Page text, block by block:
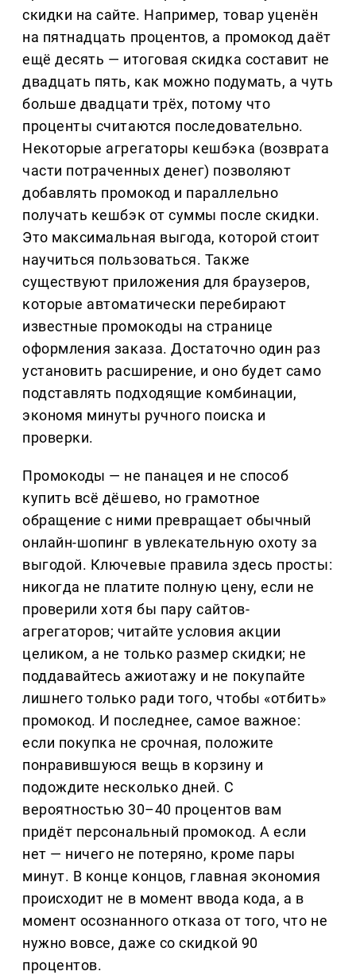
скидки на сайте. Например, товар уценён
на пятнадцать процентов, а промокод даёт
ещё десять — итоговая скидка составит не
двадцать пять, как можно подумать, а чуть
больше двадцати трёх, потому что
проценты считаются последовательно.
Некоторые агрегаторы кешбэка (возврата
части потраченных денег) позволяют
добавлять промокод и параллельно
получать кешбэк от суммы после скидки.
Это максимальная выгода, которой стоит
научиться пользоваться. Также
существуют приложения для браузеров,
которые автоматически перебирают
известные промокоды на странице
оформления заказа. Достаточно один раз
установить расширение, и оно будет само
подставлять подходящие комбинации,
экономя минуты ручного поиска и
проверки.
Промокоды — не панацея и не способ
купить всё дёшево, но грамотное
обращение с ними превращает обычный
онлайн-шопинг в увлекательную охоту за
выгодой. Ключевые правила здесь просты:
никогда не платите полную цену, если не
проверили хотя бы пару сайтов-
агрегаторов; читайте условия акции
целиком, а не только размер скидки; не
поддавайтесь ажиотажу и не покупайте
лишнего только ради того, чтобы «отбить»
промокод. И последнее, самое важное:
если покупка не срочная, положите
понравившуюся вещь в корзину и
подождите несколько дней. С
вероятностью 30–40 процентов вам
придёт персональный промокод. А если
нет — ничего не потеряно, кроме пары
минут. В конце концов, главная экономия
происходит не в момент ввода кода, а в
момент осознанного отказа от того, что не
нужно вовсе, даже со скидкой 90
процентов.